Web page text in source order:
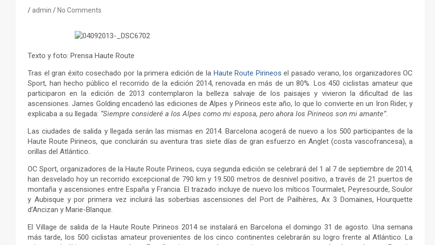
admin No Comments
Texto y foto: Prensa Haute Route
Tras el gran éxito cosechado por la primera edición de la Haute Route Pirineos el pasado verano, los organizadores OC
Sport, han hecho público el recorrido de la edición 2014, renovada en más de un 80%. Los 450 ciclistas amateur que
participaron en la edición de 2013 contemplaron la belleza salvaje de los paisajes y vivieron la dificultad de las
ascensiones. James Golding encadenó las ediciones de Alpes y Pirineos este año, lo que lo convierte en un Iron Rider, y
explicaba a su llegada: “Siempre consideré a los Alpes como mi esposa, pero ahora los Pirineos son mi amante”.
Las ciudades de salida y llegada serán las mismas en 2014. Barcelona acogerá de nuevo a los 500 participantes de la
Haute Route Pirineos, que concluirán su aventura tras siete días de gran esfuerzo en Anglet (costa vascofrancesa), a
orillas del Atlántico.
OC Sport, organizadores de la Haute Route Pirineos, cuya segunda edición se celebrará del 1 al 7 de septiembre de 2014,
han desvelado hoy un recorrido excepcional de 790 km y 19.500 metros de desnivel positivo, a través de 21 puertos de
montaña y ascensiones entre España y Francia. El trazado incluye de nuevo los míticos Tourmalet, Peyresourde, Soulor
y Aubisque y por primera vez incluirá las soberbias ascensiones del Port de Pailhères, Ax 3 Domaines, Hourquette
d’Ancizan y Marie-Blanque.
El Village de salida de la Haute Route Pirineos 2014 se instalará en Barcelona el domingo 31 de agosto. Una semana
más tarde, los 500 ciclistas amateur provenientes de los cinco continentes celebrarán su logro frente al Atlántico. La